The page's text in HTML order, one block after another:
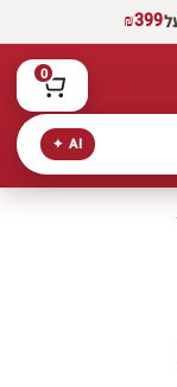
₪399
AI ✦
0